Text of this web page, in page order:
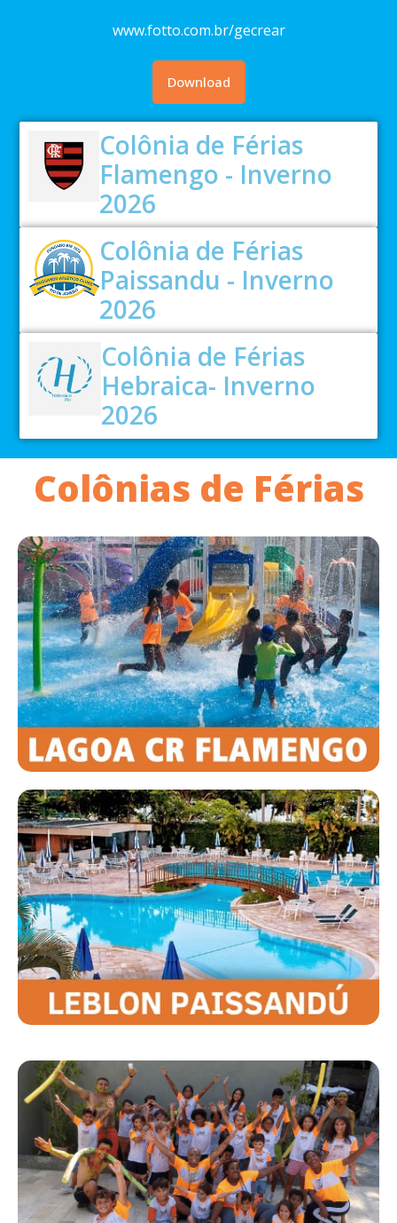
www.fotto.com.br/gecrear
Download
Colônia de Férias
Flamengo - Inverno
2026
Colônia de Férias
Paissandu - Inverno
2026
Colônia de Férias
Hebraica- Inverno
2026
Colônias de Férias